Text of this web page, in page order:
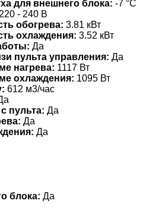
для внешнего блока: -7 °С
220 - 240 В
обогрева: 3.81 кВт
охлаждения: 3.52 кВт
Да
пульта управления: Да
нагрева: 1117 Вт
охлаждения: 1095 Вт
612 м3/час
пульта: Да
Да
Да
блока: Да